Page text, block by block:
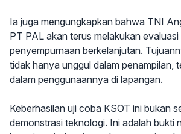
Ia juga mengungkapkan bahwa TNI
PT PAL akan terus melakukan evaluasi
penyempurnaan berkelanjutan.
tidak hanya unggul dalam penampilan,
dalam penggunaannya di lapangan.
Keberhasilan uji coba KSOT ini bukan
demonstrasi teknologi. Ini adalah bukti